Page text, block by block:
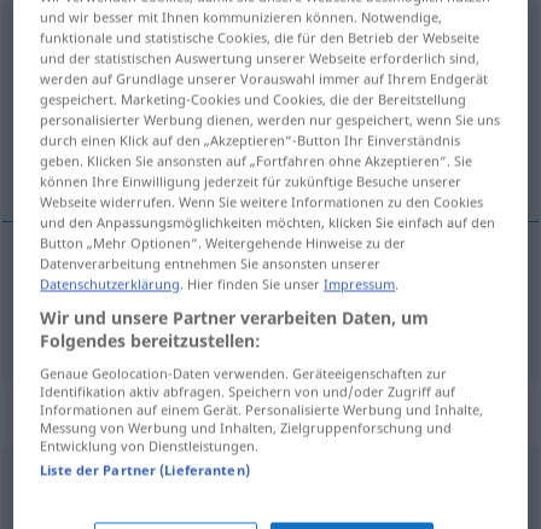
Verzweiflungf <ohne pl>
Übersicht aller Übersetzungen
(Für mehr Details die Übersetzung anklicken/antippen)
rozpacz
rozpaczf Verzweiflung
Beispielsätze für "Verzweiflung"
rozpaczą
und wir besser mit Ihnen kommunizieren können. Notwendige,
funktionale und statistische Cookies, die für den Betrieb der Webseite
und der statistischen Auswertung unserer Webseite erforderlich sind,
werden auf Grundlage unserer Vorauswahl immer auf Ihrem Endgerät
gespeichert. Marketing-Cookies und Cookies, die der Bereitstellung
personalisierter Werbung dienen, werden nur gespeichert, wenn Sie uns
durch einen Klick auf den „Akzeptieren“-Button Ihr Einverständnis
geben. Klicken Sie ansonsten auf „Fortfahren ohne Akzeptieren“. Sie
können Ihre Einwilligung jederzeit für zukünftige Besuche unserer
Webseite widerrufen. Wenn Sie weitere Informationen zu den Cookies
und den Anpassungsmöglichkeiten möchten, klicken Sie einfach auf den
Button „Mehr Optionen“. Weitergehende Hinweise zu der
Datenverarbeitung entnehmen Sie ansonsten unserer
Datenschutzerklärung . Hier finden Sie unserImpressum
Wir und unsere Partner verarbeiten Daten, um
Folgendes bereitzustellen:
Genaue Geolocation-Daten verwenden. Geräteeigenschaften zur
Identifikation aktiv abfragen. Speichern von und/oder Zugriff auf
Informationen auf einem Gerät. Personalisierte Werbung und Inhalte,
Messung von Werbung und Inhalten, Zielgruppenforschung und
Entwicklung von Dienstleistungen.
Liste der Partner (Lieferanten)